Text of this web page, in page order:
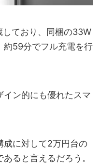
ており、同梱の33W
約59分でフル充電を行
イン的にも優れたスマ
成に対して2万円台の
あると言えるだろう。